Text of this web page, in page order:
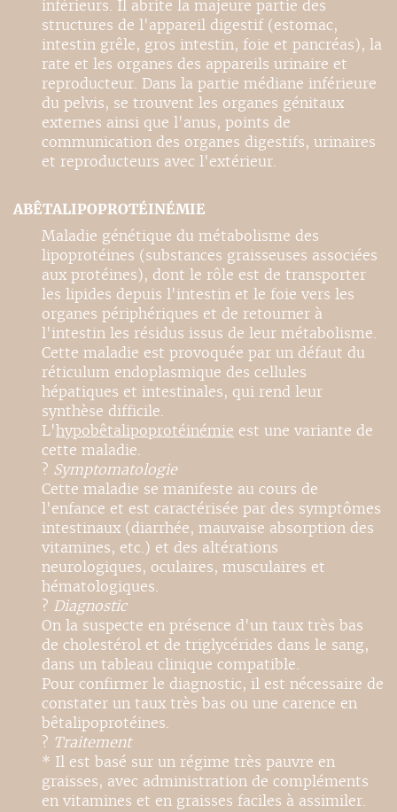
inférieurs. Il abrite la majeure partie des
structures de l'appareil digestif (estomac,
intestin grêle, gros intestin, foie et pancréas), la
rate et les organes des appareils urinaire et
reproducteur. Dans la partie médiane inférieure
du pelvis, se trouvent les organes génitaux
externes ainsi que l'anus, points de
communication des organes digestifs, urinaires
et reproducteurs avec l'extérieur.
ABÊTALIPOPROTÉINÉMIE
Maladie génétique du métabolisme des
lipoprotéines (substances graisseuses associées
aux protéines), dont le rôle est de transporter
les lipides depuis l'intestin et le foie vers les
organes périphériques et de retourner à
l'intestin les résidus issus de leur métabolisme.
Cette maladie est provoquée par un défaut du
réticulum endoplasmique des cellules
hépatiques et intestinales, qui rend leur
synthèse difficile.
L'hypobêtalipoprotéinémie est une variante de
cette maladie.
? Symptomatologie
Cette maladie se manifeste au cours de
l'enfance et est caractérisée par des symptômes
intestinaux (diarrhée, mauvaise absorption des
vitamines, etc.) et des altérations
neurologiques, oculaires, musculaires et
hématologiques.
? Diagnostic
On la suspecte en présence d'un taux très bas
de cholestérol et de triglycérides dans le sang,
dans un tableau clinique compatible.
Pour confirmer le diagnostic, il est nécessaire de
constater un taux très bas ou une carence en
bêtalipoprotéines.
? Traitement
* Il est basé sur un régime très pauvre en
graisses, avec administration de compléments
en vitamines et en graisses faciles à assimiler.